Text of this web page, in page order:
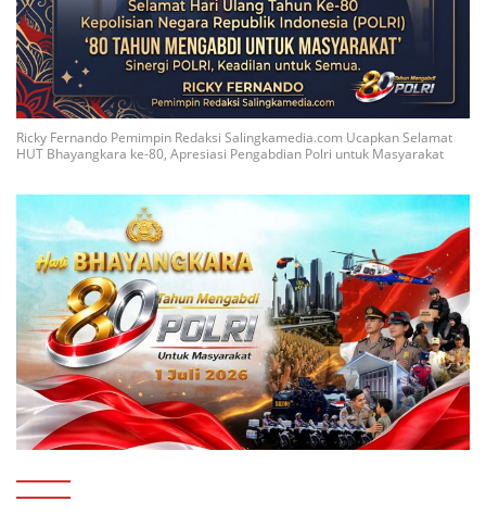
Ricky Fernando Pemimpin Redaksi Salingkamedia.com Ucapkan Selamat
HUT Bhayangkara ke-80, Apresiasi Pengabdian Polri untuk Masyarakat